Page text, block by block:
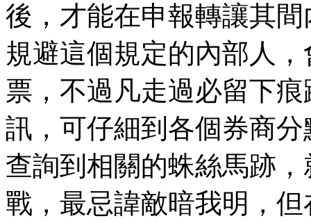
後，才能在申報轉讓其
規避這個規定的內部人
票，不過凡走過必留下
訊，可仔細到各個券商
查詢到相關的蛛絲馬跡
戰，最忌諱敵暗我明，